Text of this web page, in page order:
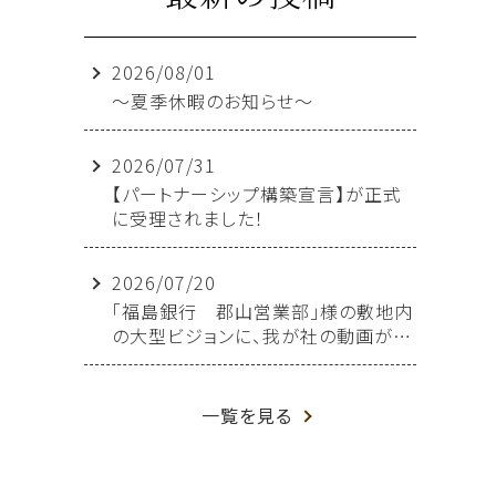
2026/08/01
～夏季休暇のお知らせ～
2026/07/31
【パートナーシップ構築宣言】が正式
に受理されました！
2026/07/20
「福島銀行 郡山営業部」様の敷地内
の大型ビジョンに、我が社の動画が放
映されることになりました！
一覧を見る